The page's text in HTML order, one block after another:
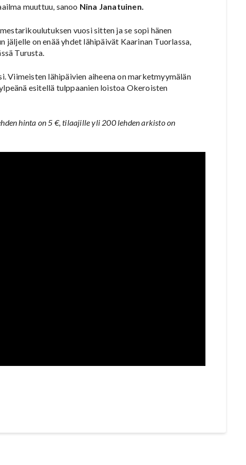
muuttuu, sanoo Nina Janatuinen.
vuosi sitten ja se sopi hänen
on enää yhdet lähipäivät Kaarinan Tuorlassa,
Turusta.
Viimeisten lähipäivien aiheena on marketmyymälän
esitellä tulppaanien loistoa Okeroisten
hinta on 5 €, tilaajille yli 200 lehden arkisto on